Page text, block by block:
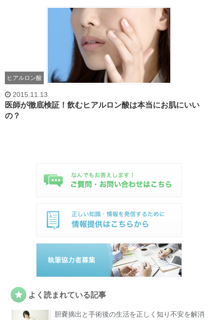
ヒアルロン酸
2015.11.13
医師が徹底検証！飲むヒアルロン酸は本当にお肌にいい
の？
よく読まれている記事
胆嚢摘出と手術後の生活を正しく知り不安を解消